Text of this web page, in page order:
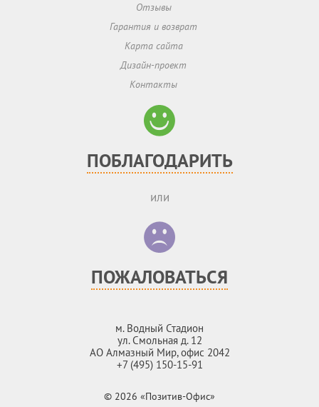
Отзывы
Гарантия и возврат
Карта сайта
Дизайн-проект
Контакты
ПОБЛАГОДАРИТЬ
или
ПОЖАЛОВАТЬСЯ
м. Водный Стадион
ул. Смольная д. 12
АО Алмазный Мир, офис 2042
+7 (495) 150-15-91
© 2026 «Позитив-Офис»